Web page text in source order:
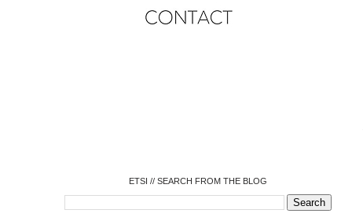
ETSI // SEARCH FROM THE BLOG